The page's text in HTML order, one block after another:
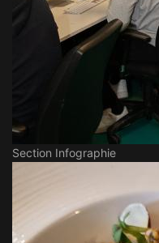
Section Infographie